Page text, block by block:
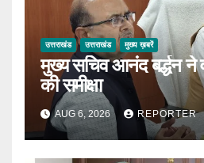
उत्तराखंड उत्तराखंड मुख्य ख़बरें
मुख्य सचिव आनंद बर्द्धन ने
की समीक्षा
AUG 6, 2026 REPORTER